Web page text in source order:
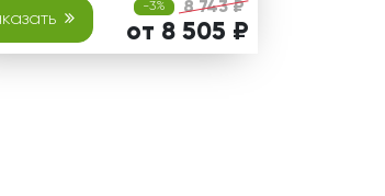
-3% 8 743 ₽
от 8 505 ₽